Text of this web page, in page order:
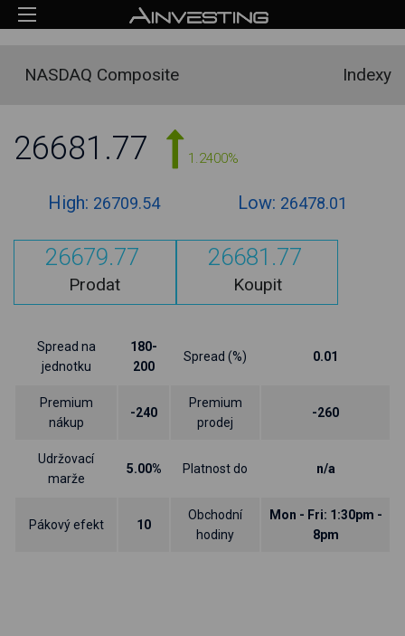
NASDAQ Composite Indexy
26681.77 1.2400%
High: 26709.54 Low: 26478.01
26679.77
Prodat
26681.77
Koupit
Spread na
jednotku
180-
200
Spread (%) 0.01
Premium
nákup
-240
Premium
prodej
-260
Udržovací
marže
5.00% Platnost do n/a
Pákový efekt 10
Obchodní
hodiny
Mon - Fri: 1:30pm -
8pm